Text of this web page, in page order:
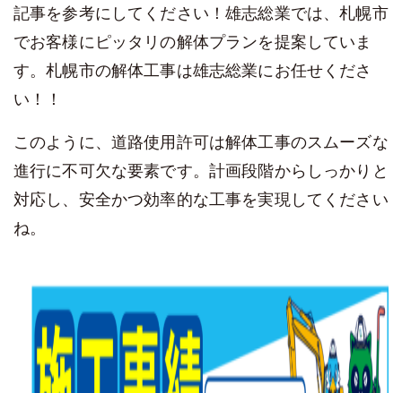
記事を参考にしてください！雄志総業では、札幌市
でお客様にピッタリの解体プランを提案していま
す。札幌市の解体工事は雄志総業にお任せくださ
い！！
このように、道路使用許可は解体工事のスムーズな
進行に不可欠な要素です。計画段階からしっかりと
対応し、安全かつ効率的な工事を実現してください
ね。